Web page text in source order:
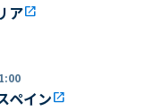
アopen_in_new
ペインopen_in_new